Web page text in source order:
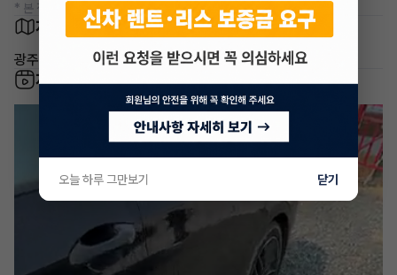
* 본 정보는 지자체마다 다를 수 있으니 실제 정보와 확인해 주세요.
차량 위치
광주 북구 신안동
차량 영상
오늘 하루 그만보기 닫기